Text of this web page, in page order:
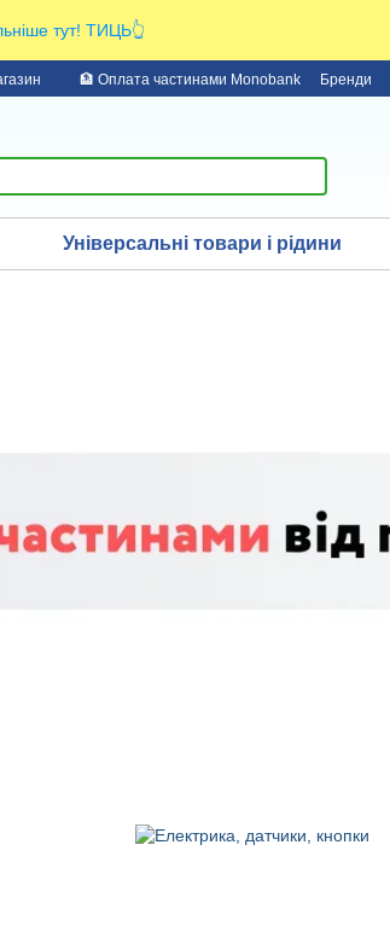
тут! ТИЦЬ👆
🏦 Оплата частинами Monobank Бренди
Універсальні товари і рідини